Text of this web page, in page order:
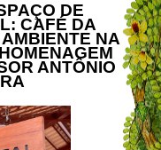
DE
CAFÉ DA
NA
ANTÔNIO